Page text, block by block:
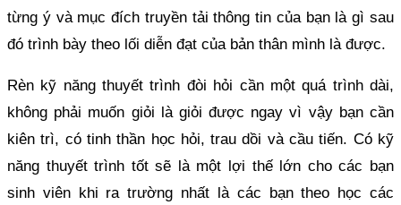
từng ý và mục đích truyền tải thông tin của bạn là gì sau
đó trình bày theo lối diễn đạt của bản thân mình là được.
Rèn kỹ năng thuyết trình đòi hỏi cần một quá trình dài,
không phải muốn giỏi là giỏi được ngay vì vậy bạn cần
kiên trì, có tinh thần học hỏi, trau dồi và cầu tiến. Có kỹ
năng thuyết trình tốt sẽ là một lợi thế lớn cho các bạn
sinh viên khi ra trường nhất là các bạn theo học các